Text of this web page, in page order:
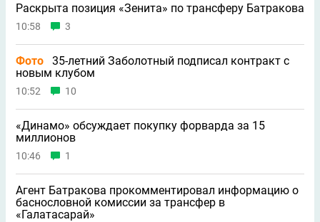
Раскрыта позиция «Зенита» по трансферу Батракова
10:58 3
Фото
35-летний Заболотный подписал контракт с
новым клубом
10:52 10
«Динамо» обсуждает покупку форварда за 15
миллионов
10:46 1
Агент Батракова прокомментировал информацию о
баснословной комиссии за трансфер в
«Галатасарай»